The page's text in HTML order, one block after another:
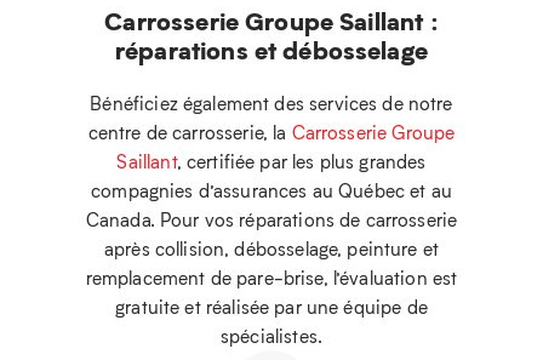
Carrosserie Groupe Saillant :
réparations et débosselage
Bénéficiez également des services de notre
centre de carrosserie, la Carrosserie Groupe
Saillant, certifiée par les plus grandes
compagnies d’assurances au Québec et au
Canada. Pour vos réparations de carrosserie
après collision, débosselage, peinture et
remplacement de pare-brise, l’évaluation est
gratuite et réalisée par une équipe de
spécialistes.